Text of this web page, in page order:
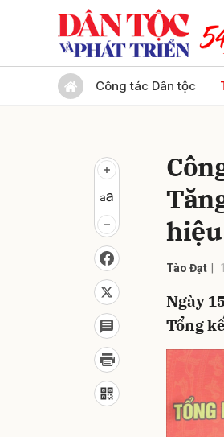
Công tác Dân tộc
Tào Đạt
Ngày
Tổng